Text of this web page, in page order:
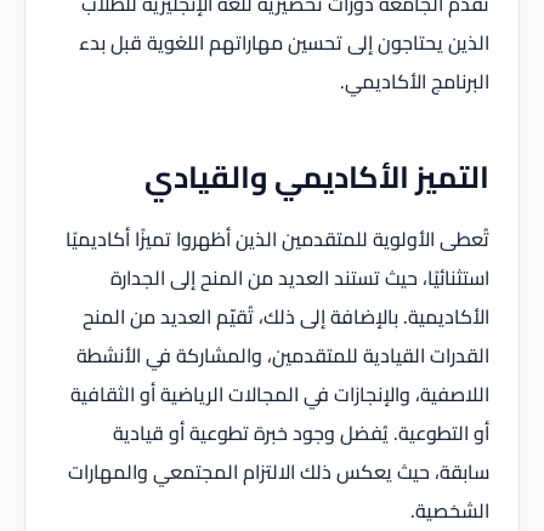
الذين يحتاجون إلى تحسين مهاراتهم اللغوية قبل بدء
البرنامج الأكاديمي.
التميز الأكاديمي والقيادي
تُعطى الأولوية للمتقدمين الذين أظهروا تميزًا أكاديميًا
استثنائيًا، حيث تستند العديد من المنح إلى الجدارة
الأكاديمية. بالإضافة إلى ذلك، تُقيّم العديد من المنح
القدرات القيادية للمتقدمين، والمشاركة في الأنشطة
اللاصفية، والإنجازات في المجالات الرياضية أو الثقافية
أو التطوعية. يُفضل وجود خبرة تطوعية أو قيادية
سابقة، حيث يعكس ذلك الالتزام المجتمعي والمهارات
الشخصية.